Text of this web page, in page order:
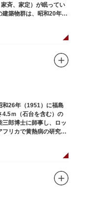
斉、家定）が眠ってい
建築物群は、昭和20年
和26年（1951）に福島
4.5ｍ（石台を含む）の
郎博士に師事し、ロッ
リカで黄熱病の研究中